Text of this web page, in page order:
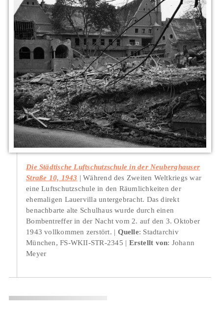
Die Städtische Luftschutzschule in der Neuberghauser
Straße 10, 1943
Während des Zweiten Weltkriegs war
eine Luftschutzschule in den Räumlichkeiten der
ehemaligen Lauervilla untergebracht. Das direkt
benachbarte alte Schulhaus wurde durch einen
Bombentreffer in der Nacht vom 2. auf den 3. Oktober
1943 vollkommen zerstört.
Quelle: Stadtarchiv
München, FS-WKII-STR-2345
Erstellt von: Johann
Meyer